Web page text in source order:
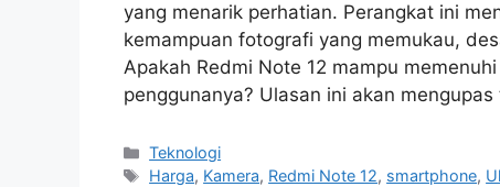
yang menarik perhatian. Perangkat ini
kemampuan fotografi yang memukau,
Apakah Redmi Note 12 mampu
penggunanya? Ulasan ini akan
Kategori
Teknologi
Tag
Harga, Kamera, Redmi Note 12, smartphone,